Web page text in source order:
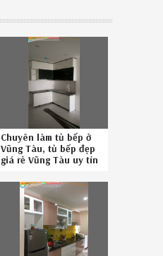
Chuyên làm tủ bếp ở
Vũng Tàu, tủ bếp đẹp
giá rẻ Vũng Tàu uy tín
086.789.5828
3426194E5